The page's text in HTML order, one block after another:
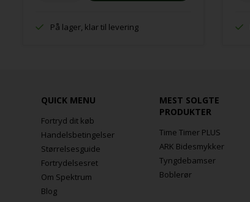
På lager, klar til levering
QUICK MENU
Fortryd dit køb
Handelsbetingelser
Størrelsesguide
Fortrydelsesret
Om Spektrum
Blog
MEST SOLGTE
PRODUKTER
Time Timer PLUS
ARK Bidesmykker
Tyngdebamser
Boblerør